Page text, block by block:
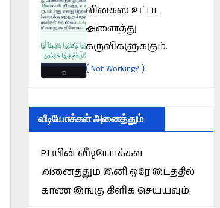
லினக்ஸ் உட்பட
அனைத்து
கருவிகளுக்கும்.
(Not Working? )
வீடியோக்கள் அனைத்தும்
PJ யின் வீடியோக்கள்
அனைத்தும் இனி ஒரே இடத்தில்
காண இங்கு கிளிக் செய்யவும்.